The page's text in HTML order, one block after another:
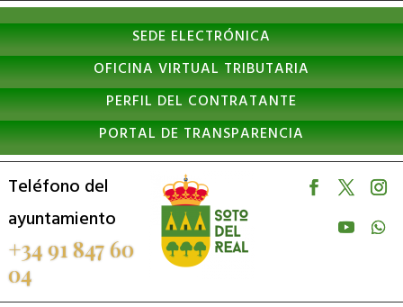
Nota:
este
sitio
web
incluye
un
sistema
de
accesibilidad.
SEDE ELECTRÓNICA
OFICINA VIRTUAL TRIBUTARIA
PERFIL DEL CONTRATANTE
PORTAL DE TRANSPARENCIA
Teléfono del
ayuntamiento
+34 91 847 60
04